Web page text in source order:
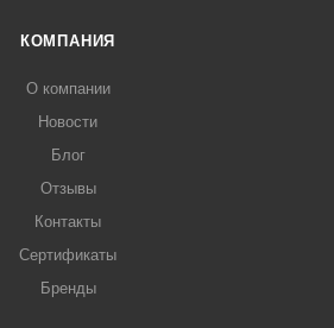
КОМПАНИЯ
О компании
Новости
Блог
Отзывы
Контакты
Сертификаты
Бренды